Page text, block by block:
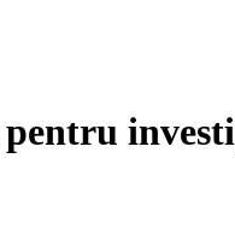
pentru